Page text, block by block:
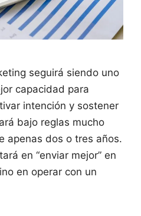
seguirá siendo uno
capacidad para
intención y sostener
bajo reglas mucho
apenas dos o tres años.
en “enviar mejor” en
en operar con un